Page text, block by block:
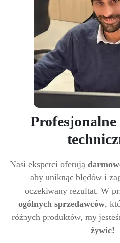
Profesjonalne
Nasi eksperci oferują
aby uniknąć błędów i
oczekiwany rezultat. W
ogólnych sprzedawców,
różnych produktów, my
żywic!